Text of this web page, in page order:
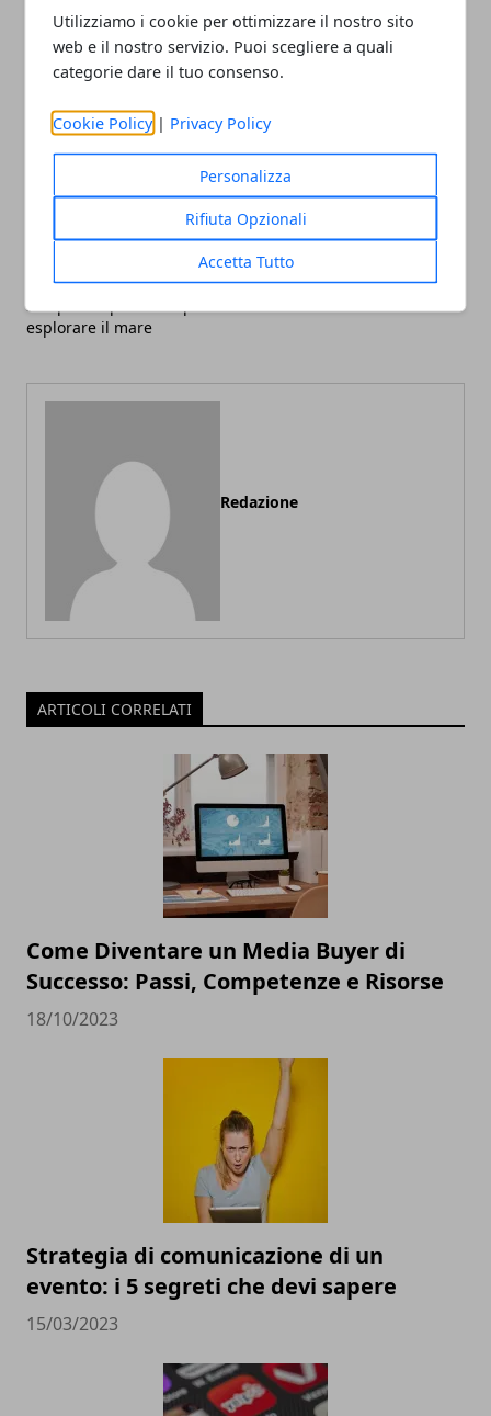
Utilizziamo i cookie per ottimizzare il nostro sito
web e il nostro servizio. Puoi scegliere a quali
categorie dare il tuo consenso.
Cookie Policy | Privacy Policy
Personalizza
Rifiuta Opzionali
Accetta Tutto
Facebook
TwitterWhatsapp
Il noleggio di barche a vela
con skipper: un modo
semplice e piacevole per
esplorare il mare
bambini da fare insieme
Redazione
ARTICOLI CORRELATI
Come Diventare un Media Buyer di
Successo: Passi, Competenze e Risorse
18/10/2023
Strategia di comunicazione di un
evento: i 5 segreti che devi sapere
15/03/2023